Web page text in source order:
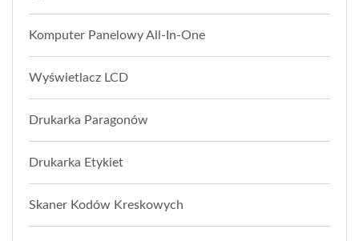
Komputer Panelowy All-In-One
Wyświetlacz LCD
Drukarka Paragonów
Drukarka Etykiet
Skaner Kodów Kreskowych